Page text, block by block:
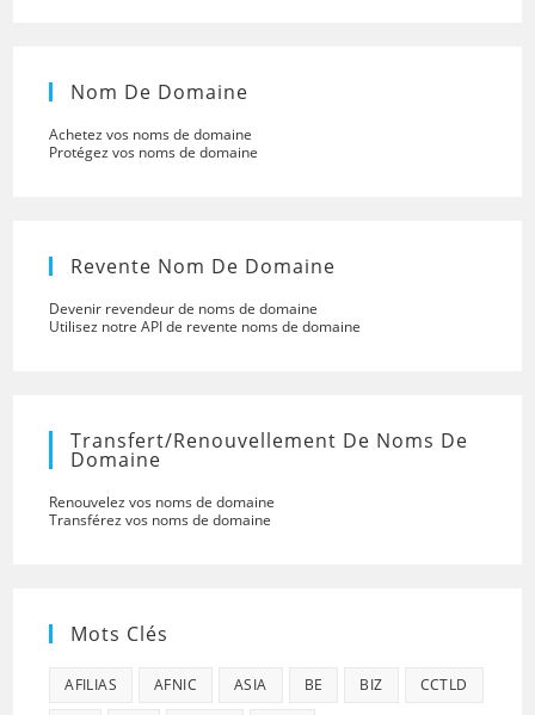
Nom De Domaine
Achetez vos noms de domaine
Protégez vos noms de domaine
Revente Nom De Domaine
Devenir revendeur de noms de domaine
Utilisez notre API de revente noms de domaine
Transfert/renouvellement De Noms De
Domaine
Renouvelez vos noms de domaine
Transférez vos noms de domaine
Mots Clés
AFILIAS AFNIC ASIA BE BIZ CCTLD